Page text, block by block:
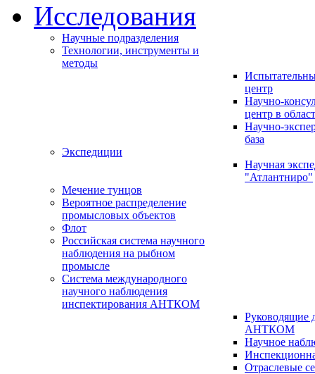
Исследования
Научные подразделения
Технологии, инструменты и
методы
центр
Научно-
центр в
Научно-
база
Экспедиции
Научная
"Атлантниро"
Мечение тунцов
Вероятное распределение
промысловых объектов
Флот
Российская система научного
наблюдения на рыбном
промысле
Система международного
научного наблюдения
инспектирования АНТКОМ
Руководящие
АНТКОМ
Научное
Отраслевые